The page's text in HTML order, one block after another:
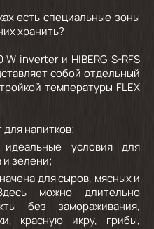
есть специальные зоны
хранить?
W inverter и HIBERG S-RFS
собой отдельный
температуры FLEX
напитков;
условия для
зелени;
для сыров, мясных и
можно длительно
без замораживания,
красную икру, грибы,